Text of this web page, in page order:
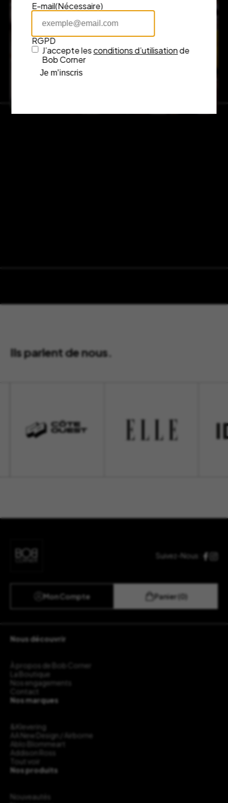
Ils parlent de nous.
Suivez-Nous :
Mon Compte Panier (0)
Nous découvrir
À propos de Bob Corner
La Boutique
Nos engagements
Contact
Nos marques
&Klevering
AA New Design / Airborne
Ablo Blommeart
Addison Ross
Tout voir
Nos produits
Nouveautés
E-mail(Nécessaire)
RGPD
J’accepte lesconditions d’utilisationde
Bob Corner
Je m’inscris